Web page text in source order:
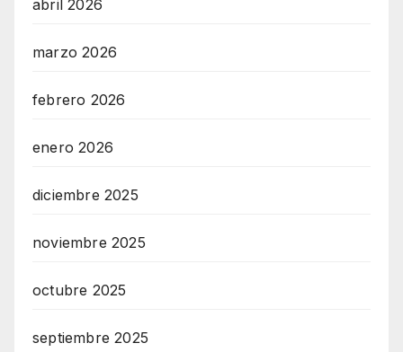
abril 2026
marzo 2026
febrero 2026
enero 2026
diciembre 2025
noviembre 2025
octubre 2025
septiembre 2025